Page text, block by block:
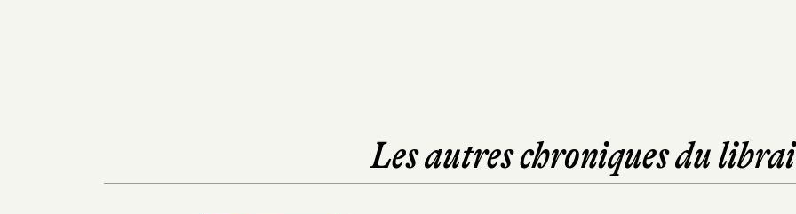
Les autres chroniques du